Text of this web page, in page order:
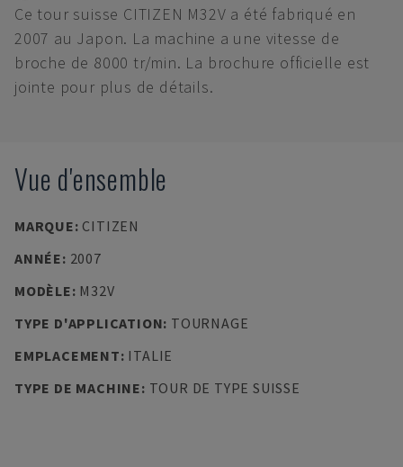
Ce tour suisse CITIZEN M32V a été fabriqué en
2007 au Japon. La machine a une vitesse de
broche de 8000 tr/min. La brochure officielle est
jointe pour plus de détails.
Vue d'ensemble
MARQUE: CITIZEN
ANNÉE: 2007
MODÈLE: M32V
TYPE D'APPLICATION: TOURNAGE
EMPLACEMENT: ITALIE
TYPE DE MACHINE: TOUR DE TYPE SUISSE